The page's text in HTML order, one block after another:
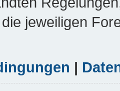
jeweiligen
|